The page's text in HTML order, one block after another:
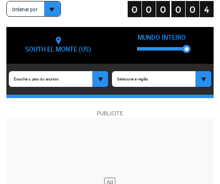
Ordenar por
SOUTH EL MONTE (US)
MUNDO INTEIRO
Escolha o país do anúncio Selecione a região